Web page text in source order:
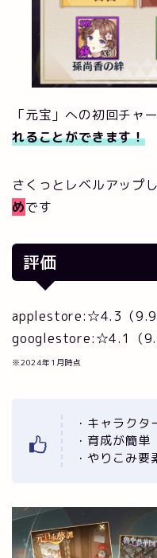
「元宝」への初回チャ
れることができます！
さくっとレベルアップ
めです
評価
applestore:☆4.3（9.9
googlestore:☆4.1（
※2024年1月時点
・キャラク
・育成が簡単
・やりこみ要